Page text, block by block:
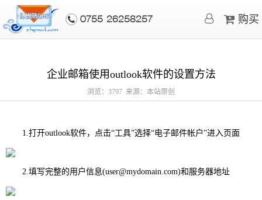
0755-26258257 购买
企业邮箱使用outlook软件的设置方法
浏览：3797 来源：本站原创
1.打开outlook软件，点击“工具”选择“电子邮件帐户”进入页面
2.填写完整的用户信息(user@mydomain.com)和服务器地址